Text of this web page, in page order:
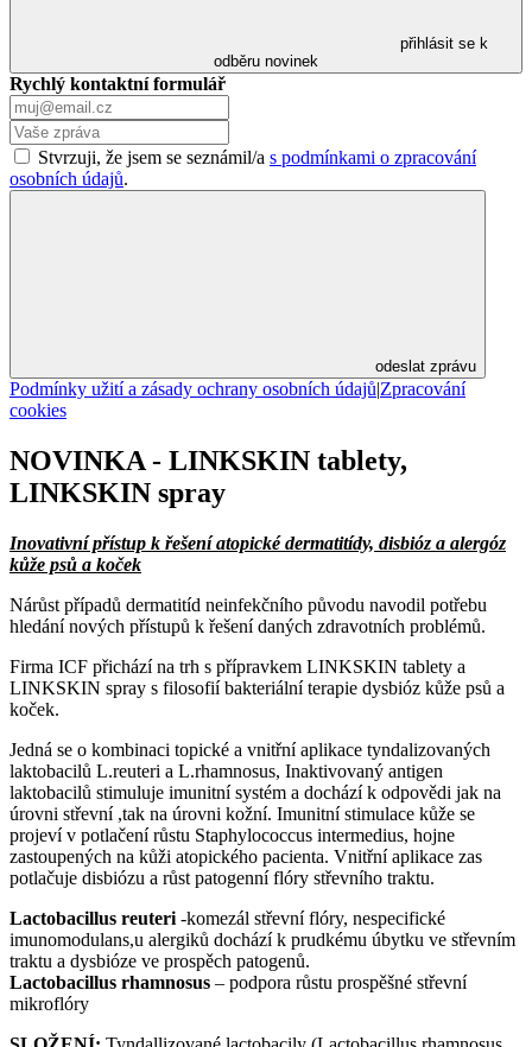
přihlásit se k
odběru novinek
Rychlý kontaktní formulář
Stvrzuji, že jsem se seznámil/a s podmínkami o zpracování
osobních údajů.
odeslat zprávu
Podmínky užití a zásady ochrany osobních údajů|Zpracování
cookies
NOVINKA - LINKSKIN tablety,
LINKSKIN spray
Inovativní přístup k řešení atopické dermatitídy, disbióz a alergóz
kůže psů a koček
Nárůst případů dermatitíd neinfekčního původu navodil potřebu
hledání nových přístupů k řešení daných zdravotních problémů.
Firma ICF přichází na trh s přípravkem LINKSKIN tablety a
LINKSKIN spray s filosofií bakteriální terapie dysbióz kůže psů a
koček.
Jedná se o kombinaci topické a vnitřní aplikace tyndalizovaných
laktobacilů L.reuteri a L.rhamnosus, Inaktivovaný antigen
laktobacilů stimuluje imunitní systém a dochází k odpovědi jak na
úrovni střevní ,tak na úrovni kožní. Imunitní stimulace kůže se
projeví v potlačení růstu Staphylococcus intermedius, hojne
zastoupených na kůži atopického pacienta. Vnitřní aplikace zas
potlačuje disbiózu a růst patogenní flóry střevního traktu.
Lactobacillus reuteri -komezál střevní flóry, nespecifické
imunomodulans,u alergiků dochází k prudkému úbytku ve střevním
traktu a dysbióze ve prospěch patogenů.
Lactobacillus rhamnosus – podpora růstu prospěšné střevní
mikroflóry